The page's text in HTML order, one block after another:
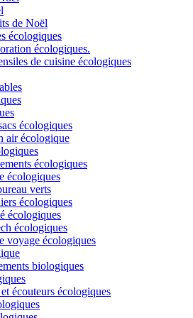
de Noël
écologiques
écologiques.
de cuisine écologiques
écologiques
air écologique
écologiques
écologiques
verts
écologiques
écologiques
écologiques
voyage écologiques
biologiques
écouteurs écologiques